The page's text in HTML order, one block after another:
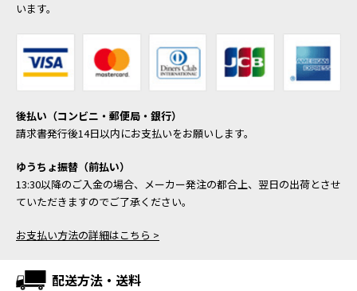
います。
後払い（コンビニ・郵便局・銀行）
請求書発行後14日以内にお支払いをお願いします。
ゆうちょ振替（前払い）
13:30以降のご入金の場合、メーカー発注の都合上、翌日の出荷とさせ
ていただきますのでご了承ください。
お支払い方法の詳細はこちら >
配送方法・送料